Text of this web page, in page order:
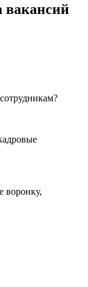
воронку,